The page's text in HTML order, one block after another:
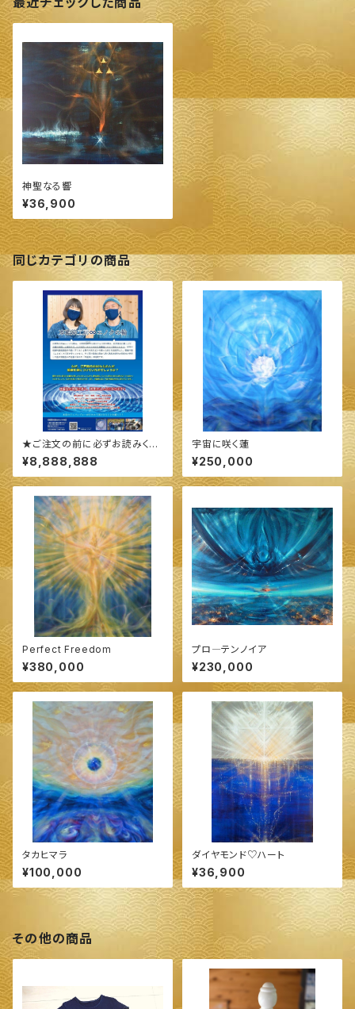
神聖なる響
¥36,900
同じカテゴリの商品
★ご注文の前に必ずお読みくだ
さい★
¥8,888,888
宇宙に咲く蓮
¥250,000
Perfect Freedom
¥380,000
プロ―テンノイア
¥230,000
タカヒマラ
¥100,000
ダイヤモンド♡ハート
¥36,900
その他の商品